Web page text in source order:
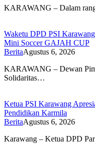
KARAWANG – Dalam
Waketu DPD PSI
Mini Soccer GAJAH CUP
BeritaAgustus 6, 2026
KARAWANG – Dewan
Solidaritas…
Ketua PSI Karawang
Pendidikan Karmila
BeritaAgustus 6, 2026
Karawang – Ketua DPD